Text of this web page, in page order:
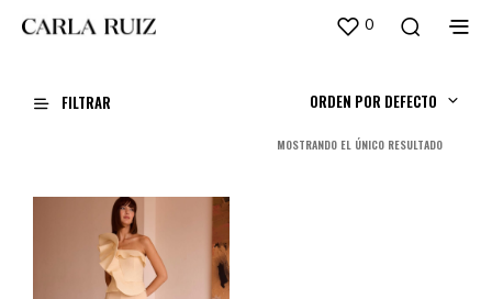
0
FILTRAR ORDEN POR DEFECTO
MOSTRANDO EL ÚNICO RESULTADO